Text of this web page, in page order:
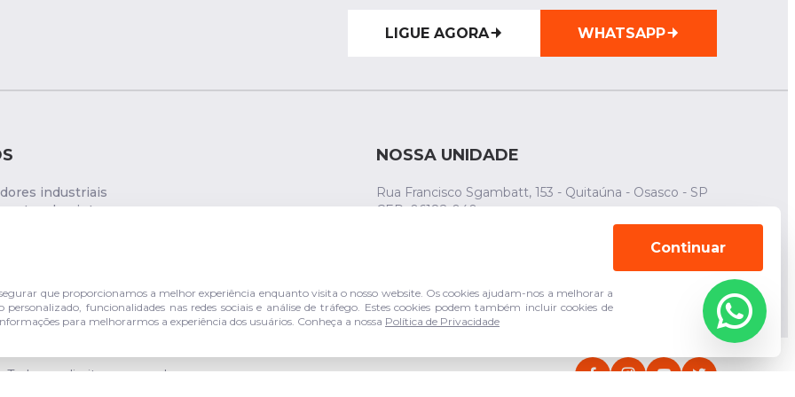
que proporcionamos a melhor experiência enquanto visita o nosso website. Os cookies ajudam-nos a melhorar a
funcionalidades nas redes sociais e análise de tráfego. Estes cookies podem também incluir cookies de
para melhorarmos a experiência dos usuários. Conheça a nossa Política de Privacidade
Continuar
LIGUE AGORA WHATSAPP
industriais
de pintura
NOSSA UNIDADE
Rua Francisco Sgambatt, 153 - Quitaúna - Osasco - SP
CEP: 06182-040
os direitos reservados